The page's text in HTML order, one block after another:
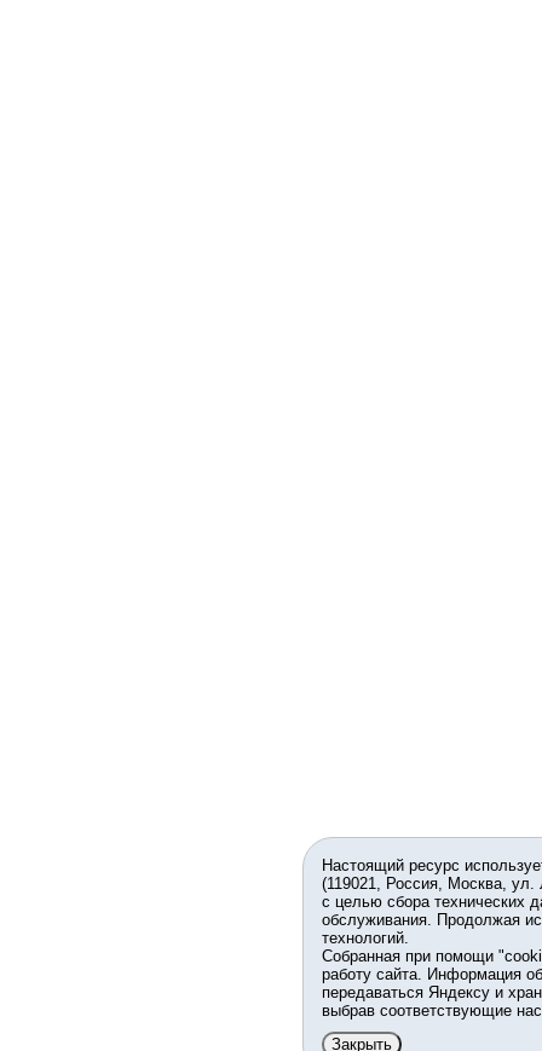
Настоящий ресурс
(119021, Россия, Москва,
с целью сбора технических
обслуживания. Продолжая
технологий.
Собранная при помощи
работу сайта. Информация
передаваться Яндексу и
выбрав соответствующие
Закрыть